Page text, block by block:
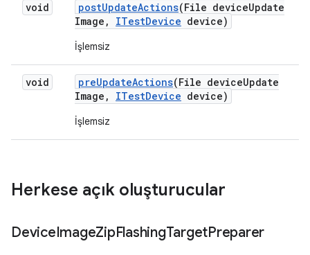
void postUpdateActions(File deviceUpdate
Image , ITestDevice device)
İşlemsiz
void preUpdateActions(File deviceUpdate
Image , ITestDevice device)
İşlemsiz
Herkese açık oluşturucular
DeviceImageZipFlashingTargetPreparer